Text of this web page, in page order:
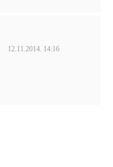
12.11.2014. 14:16